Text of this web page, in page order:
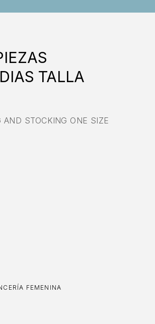
TALLA
AND STOCKING ONE SIZE
FEMENINA